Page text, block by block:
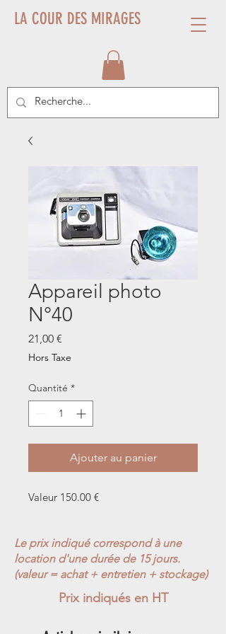
LA COUR DES MIRAGES
Appareil photo
N°40
21,00 €
Hors Taxe
Quantité *
Ajouter au panier
Valeur 150.00 €
Le prix indiqué correspond à une
location d'une durée de 15 jours.
(valeur = achat + entretien + stockage)
Prix indiqués en HT